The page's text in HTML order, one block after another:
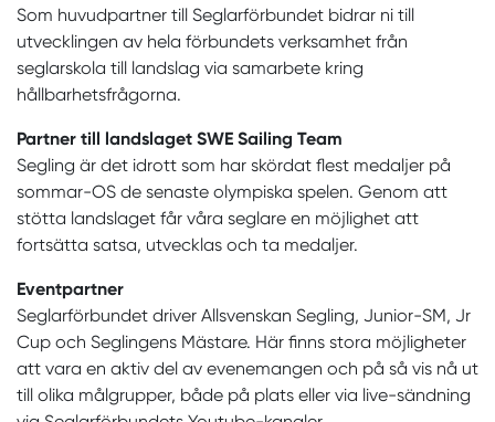
Som huvudpartner till Seglarförbundet bidrar ni till
utvecklingen av hela förbundets verksamhet från
seglarskola till landslag via samarbete kring
hållbarhetsfrågorna.
Partner till landslaget SWE Sailing Team
Segling är det idrott som har skördat flest medaljer på
sommar-OS de senaste olympiska spelen. Genom att
stötta landslaget får våra seglare en möjlighet att
fortsätta satsa, utvecklas och ta medaljer.
Eventpartner
Seglarförbundet driver Allsvenskan Segling, Junior-SM, Jr
Cup och Seglingens Mästare. Här finns stora möjligheter
att vara en aktiv del av evenemangen och på så vis nå ut
till olika målgrupper, både på plats eller via live-sändning